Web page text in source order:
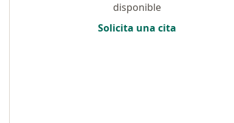
disponible
Solicita una cita